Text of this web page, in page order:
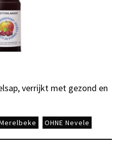
verrijkt met gezond en
OHNE Nevele